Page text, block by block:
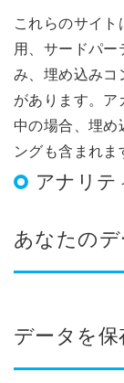
これらのサイ
用、サードパ
み、埋め込みコ
があります。
中の場合、埋
ングも含まれま
アナリテ
あなたの
データを